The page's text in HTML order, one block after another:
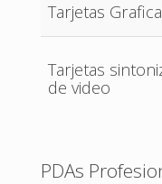
Tarjetas
Tarjetas
de video
PDAs